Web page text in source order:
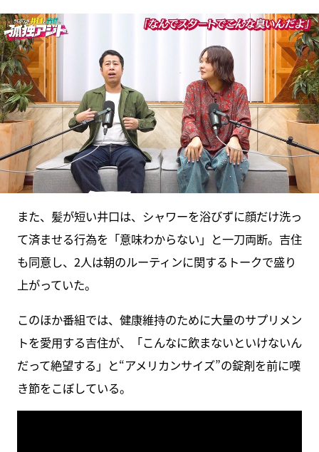
また、髪が短い井口は、シャワーを浴びずに顔だけ洗っ
て済ませる行為を「意味わからない」と一刀両断。吉住
も同意し、2人は朝のルーティンに関するトークで盛り
上がっていた。
このほか番組では、健康維持のために大量のサプリメン
トを愛用する吉住が、「こんなに飲まないといけないん
だって絶望する」と“アメリカンサイズ”の錠剤を前に嘆
き節をこぼしている。